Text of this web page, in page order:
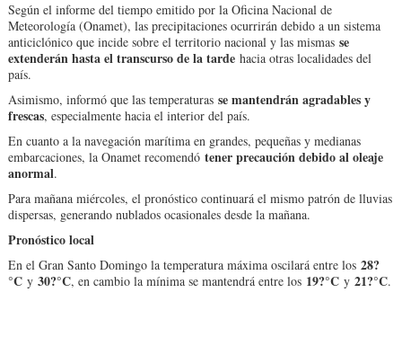
Según el informe del tiempo emitido por la Oficina Nacional de
Meteorología (Onamet), las precipitaciones ocurrirán debido a un sistema
anticiclónico que incide sobre el territorio nacional y las mismas se
extenderán hasta el transcurso de la tardehacia otras localidades del
país.
Asimismo, informó que las temperaturas se mantendrán agradables y
frescas, especialmente hacia el interior del país.
En cuanto a la navegación marítima en grandes, pequeñas y medianas
embarcaciones, la Onamet recomendó tener precaución debido al oleaje
anormal.
Para mañana miércoles, el pronóstico continuará el mismo patrón de lluvias
dispersas, generando nublados ocasionales desde la mañana.
Pronóstico local
En el Gran Santo Domingo la temperatura máxima oscilará entre los 28?
°Cy 30?°C, en cambio la mínima se mantendrá entre los 19?°Cy 21?°C.